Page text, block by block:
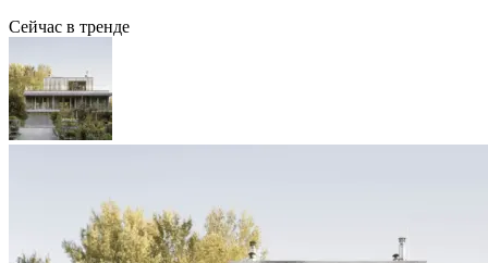
Сейчас в тренде